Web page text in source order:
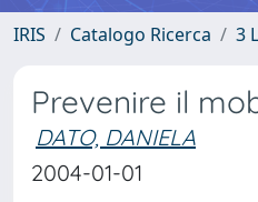
IRIS Catalogo Ricerca 3
Prevenire il
DATO, DANIELA
2004-01-01